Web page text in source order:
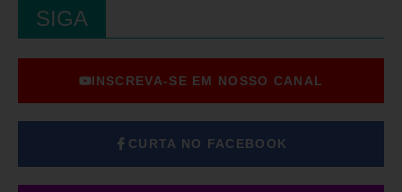
SIGA
INSCREVA-SE EM NOSSO CANAL
CURTA NO FACEBOOK